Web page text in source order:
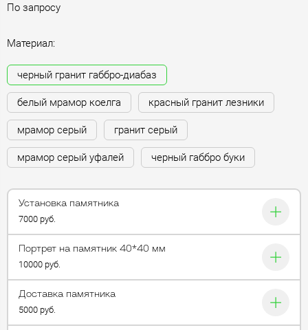
По запросу
Материал:
черный гранит габбро-диабаз
белый мрамор коелга красный гранит лезники
мрамор серый гранит серый
мрамор серый уфалей черный габбро буки
Установка памятника
7000 руб.
Портрет на памятник 40*40 мм
10000 руб.
Доставка памятника
5000 руб.